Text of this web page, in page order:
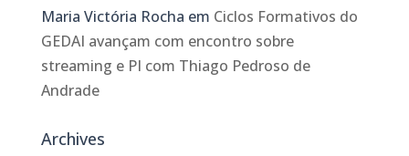
Maria Victória Rocha em Ciclos Formativos do
GEDAI avançam com encontro sobre
streaming e PI com Thiago Pedroso de
Andrade
Archives